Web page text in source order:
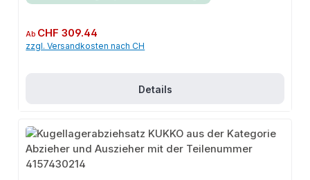
Regulärer Preis:
Ab CHF 309.44
zzgl. Versandkosten nach CH
Details